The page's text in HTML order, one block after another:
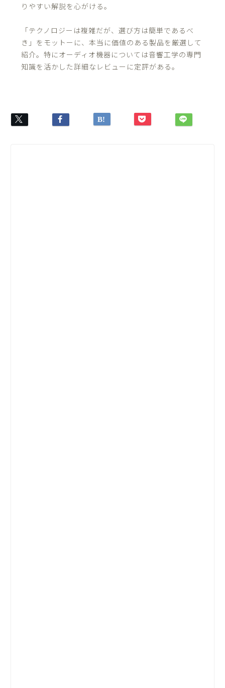
りやすい解説を心がける。
「テクノロジーは複雑だが、選び方は簡単であるべ
き」をモットーに、本当に価値のある製品を厳選して
紹介。特にオーディオ機器については音響工学の専門
知識を活かした詳細なレビューに定評がある。